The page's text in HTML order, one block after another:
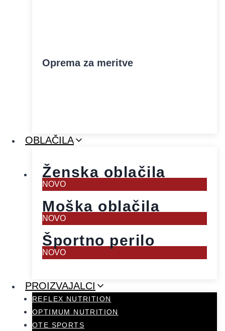
Oprema za meritve
OBLAČILA
Ženska oblačila
NOVO
Moška oblačila
NOVO
Športno perilo
NOVO
PROIZVAJALCI
REFLEX NUTRITION
OPTIMUM NUTRITION
OTE SPORTS